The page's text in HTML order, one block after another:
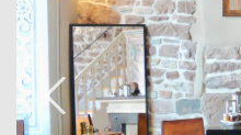
Nachdem Sie sich
Trompe l'oeil und
überraschen lassen
majestätischen